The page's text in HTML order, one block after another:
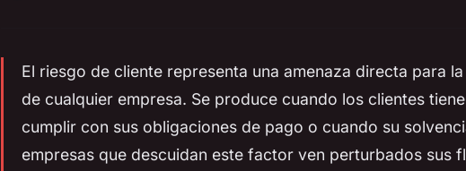
El riesgo de cliente representa una amenaza directa para
de cualquier empresa. Se produce cuando los clientes
cumplir con sus obligaciones de pago o cuando su
empresas que descuidan este factor ven perturbados sus